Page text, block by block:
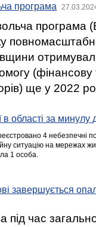
програма
отримували
(фінансову
ще у 2022
в області за минулу
4 небезпечні
ситуацію на мережах
1 особа.
завершується
час